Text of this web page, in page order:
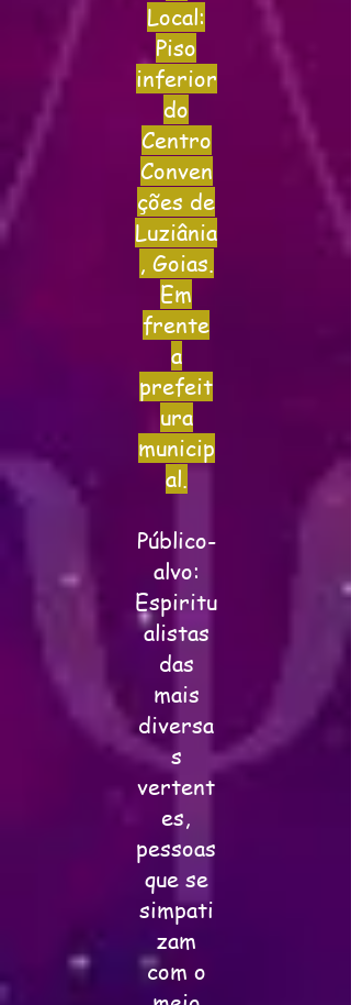
Local:
Piso
inferior
do
Centro
Conven
ções de
Luziânia
, Goias.
Em
frente
a
prefeit
ura
municip
al.
Público-
alvo:
Espiritu
alistas
das
mais
diversa
s
vertent
es,
pessoas
que se
simpati
zam
com o